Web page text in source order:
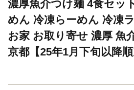
濃厚魚介つけ麺 4食セッ
めん 冷凍らーめん 冷凍
お家 お取り寄せ 濃厚 魚
京都【25年1月下旬以降順